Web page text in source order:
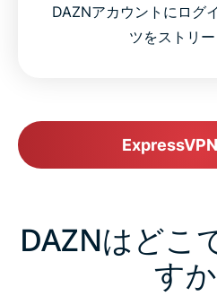
DAZNアカウントにログ
ツをストリー
DAZNはどこ
す